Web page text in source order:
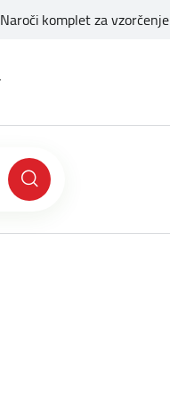
Naroči komplet za vzorčenje